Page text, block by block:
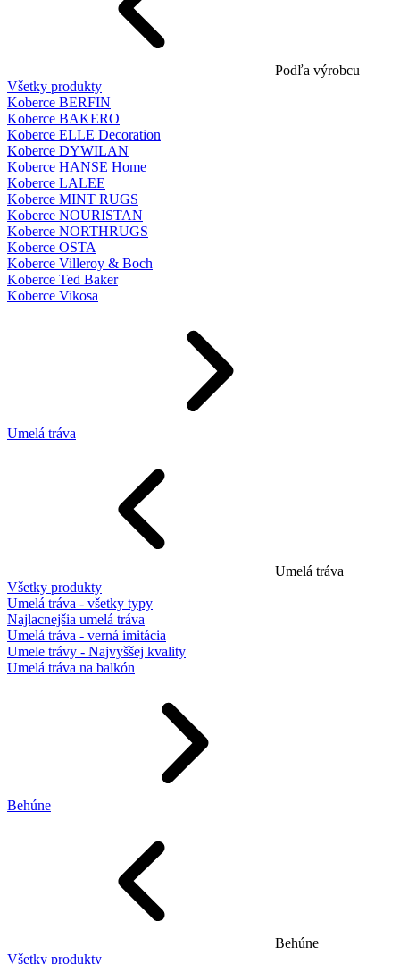
Podľa výrobcu
Všetky produkty
Koberce BERFIN
Koberce BAKERO
Koberce ELLE Decoration
Koberce DYWILAN
Koberce HANSE Home
Koberce LALEE
Koberce MINT RUGS
Koberce NOURISTAN
Koberce NORTHRUGS
Koberce OSTA
Koberce Villeroy & Boch
Koberce Ted Baker
Koberce Vikosa
Umelá tráva
Umelá tráva
Všetky produkty
Umelá tráva - všetky typy
Najlacnejšia umelá tráva
Umelá tráva - verná imitácia
Umele trávy - Najvyššej kvality
Umelá tráva na balkón
Behúne
Behúne
Všetky produkty